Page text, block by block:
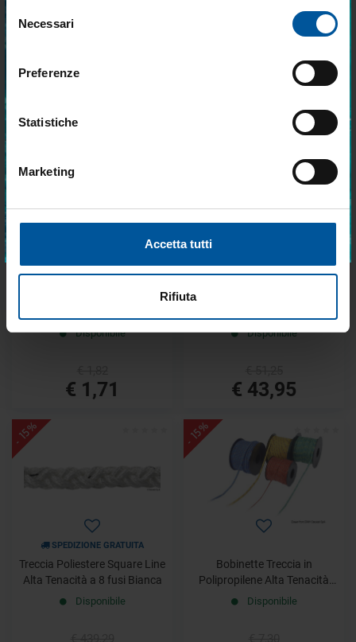
vantaggiose e selezionate per chi vive la
delNecessari
Preferenze
Statistiche
Marketing
Accetta tutti
Rifiuta
Cima per ancora in Poliestere
€ 63,23
Cima di Ormeggio ad Alta
Disponibile
- 6%
Disponibile
€ 1,71
Treccia di Ricambio per Fucile
Disponibile
€ 43,95
- 15%
SPEDIZIONE GRATUITA
Treccia Poliestere Square Line
Alta Tenacità a 8 fusi Bianca
Disponibile
- 15%
Bobinette Treccia in
Polipropilene Alta Tenacità
Blu
Disponibile